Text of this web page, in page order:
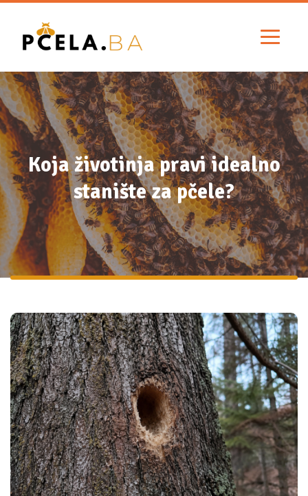
Koja životinja pravi idealno
stanište za pčele?